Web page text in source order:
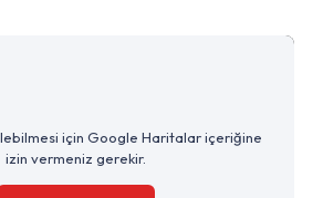
için Google Haritalar içeriğine
izin vermeniz gerekir.